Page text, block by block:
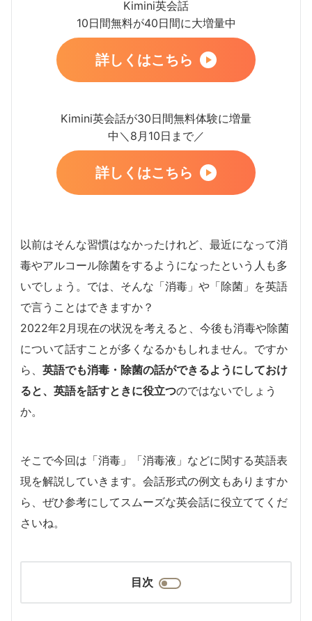
Kimini英会話
10日間無料が40日間に大増量中
詳しくはこちら
Kimini英会話が30日間無料体験に増量
中＼8月10日まで／
詳しくはこちら
以前はそんな習慣はなかったけれど、最近になって消
毒やアルコール除菌をするようになったという人も多
いでしょう。では、そんな「消毒」や「除菌」を英語
で言うことはできますか？
2022年2月現在の状況を考えると、今後も消毒や除菌
について話すことが多くなるかもしれません。ですか
ら、 英語でも消毒・除菌の話ができるようにしておけ
ると、英語を話すときに役立つのではないでしょう
か。
そこで今回は「消毒」「消毒液」などに関する英語表
現を解説していきます。会話形式の例文もありますか
ら、ぜひ参考にしてスムーズな英会話に役立ててくだ
さいね。
目次